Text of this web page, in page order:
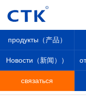
продукты（产品）
Новости（新闻））
связаться
связаться